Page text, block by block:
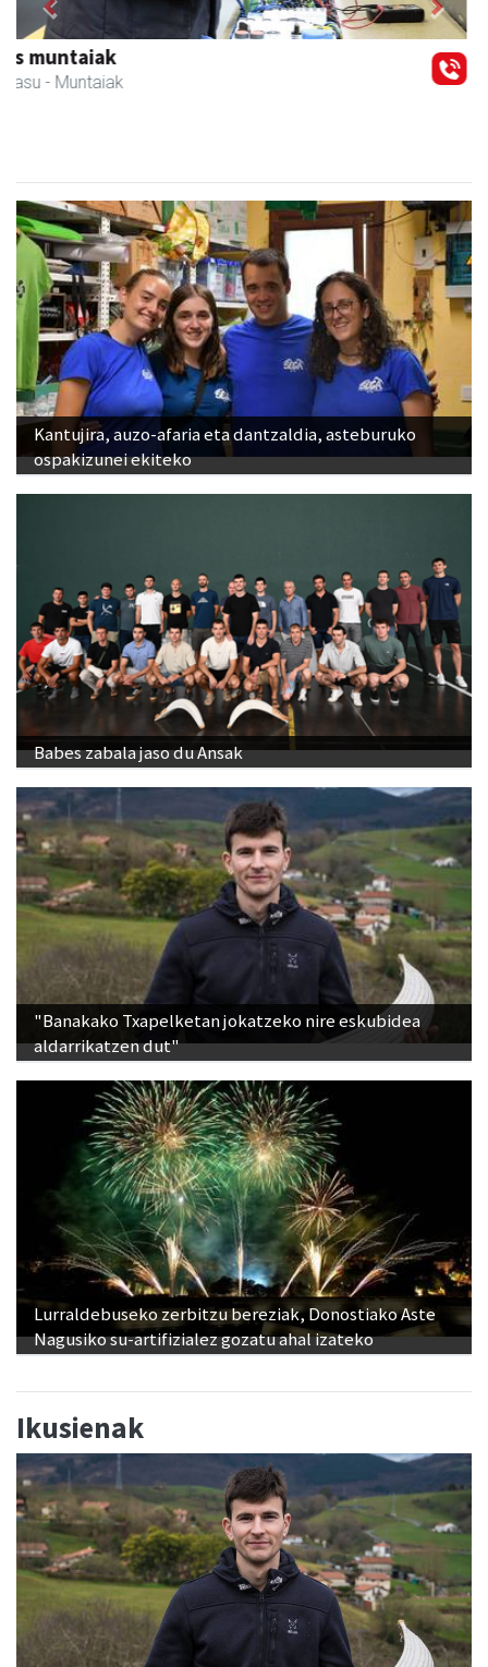
Iraola aholkularitza
Amasa-Villabona
Previous Next
Kantujira, auzo-afaria eta dantzaldia, asteburuko
ospakizunei ekiteko
Babes zabala jaso du Ansak
"Banakako Txapelketan jokatzeko nire eskubidea
aldarrikatzen dut"
Lurraldebuseko zerbitzu bereziak, Donostiako Aste
Nagusiko su-artifizialez gozatu ahal izateko
Ikusienak